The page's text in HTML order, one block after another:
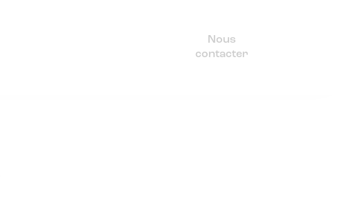
Nous
contacter